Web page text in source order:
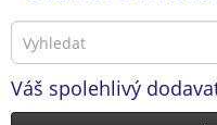
Váš spolehlivý